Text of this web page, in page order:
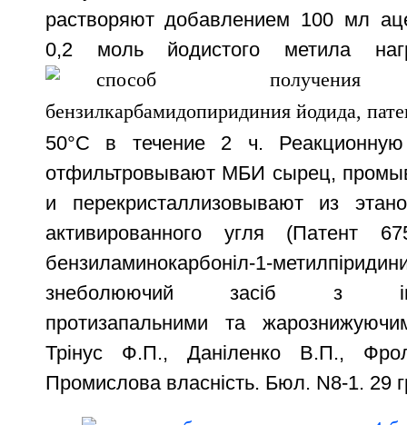
растворяют добавлением 100 мл
0,2 моль йодистого метила
50°С в течение 2 ч.
отфильтровывают МБИ сырец,
и перекристаллизовывают из
активированного угля (Патент
бензиламинокарбонiл-1-
знеболюючий засiб з
протизапальними та
Трiнус Ф.П., Данiленко В.П.,
Промислова власнiсть. Бюл. N8-1. 29